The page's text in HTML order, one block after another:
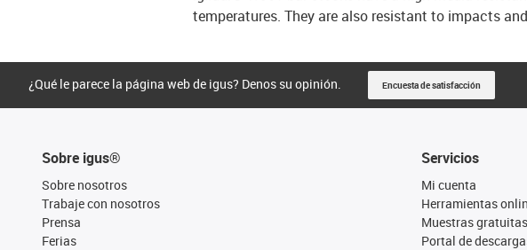
temperatures. They are also resistant to impacts
¿Qué le parece la página web de igus? Denos su opinión. Encuesta de satisfacción
Sobre igus®
Sobre nosotros
Trabaje con nosotros
Prensa
Ferias
Servicios
Mi cuenta
Herramientas
Muestras gratuitas
Portal de